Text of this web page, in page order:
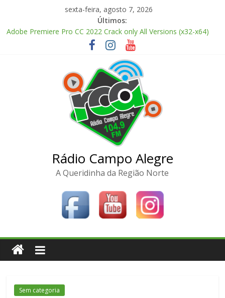
sexta-feira, agosto 7, 2026
Últimos:
Adobe Premiere Pro CC 2022 Crack only All Versions (x32-x64)
FL Studio Producer Edition License[Activated] [Patch] Windows
Fall 2: Deadpoint 2026 CAMRip AVI Extended AAC 2.0 ETrG
The Love Hypothesis 2026 CAMRip UHD Proper FullMov𝗂e
FL Studio 21 Portable + License Key Windows 11 (x32x64) no
Rádio Campo Alegre
A Queridinha da Região Norte
Sem categoria